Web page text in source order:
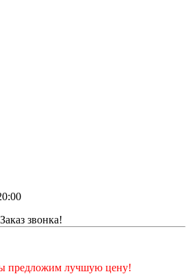
Заказ звонка!
предложим лучшую цену!